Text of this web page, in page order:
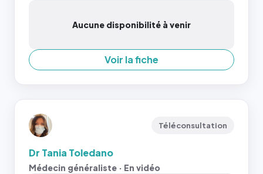
Aucune disponibilité à venir
Voir la fiche
Téléconsultation
Dr Tania Toledano
Médecin généraliste · En vidéo